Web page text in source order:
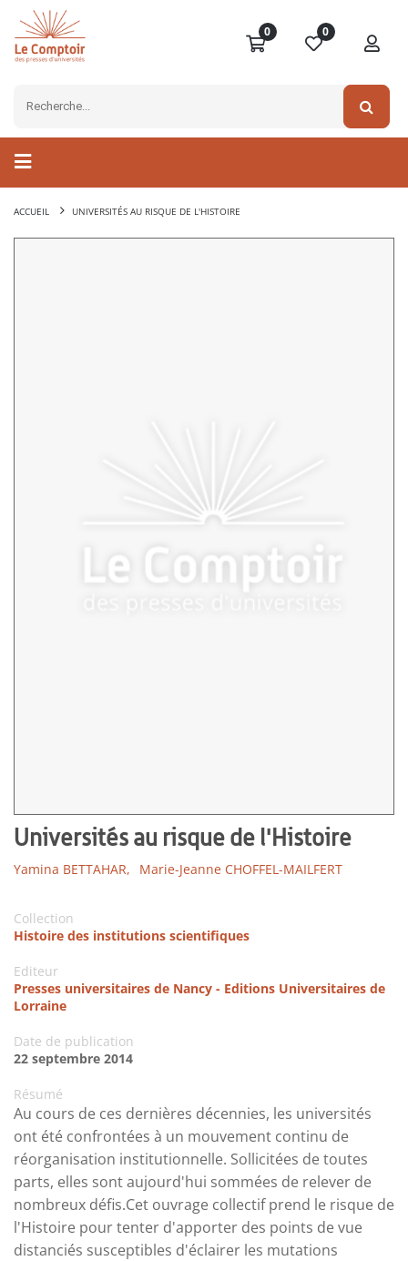
0 0
ACCUEIL UNIVERSITÉS AU RISQUE DE L'HISTOIRE
Universités au risque de l'Histoire
Yamina BETTAHAR, Marie-Jeanne CHOFFEL-MAILFERT
Collection
Histoire des institutions scientifiques
Editeur
Presses universitaires de Nancy - Editions Universitaires de
Lorraine
Date de publication
22 septembre 2014
Résumé
Au cours de ces dernières décennies, les universités
ont été confrontées à un mouvement continu de
réorganisation institutionnelle. Sollicitées de toutes
parts, elles sont aujourd'hui sommées de relever de
nombreux défis.Cet ouvrage collectif prend le risque de
l'Histoire pour tenter d'apporter des points de vue
distanciés susceptibles d'éclairer les mutations